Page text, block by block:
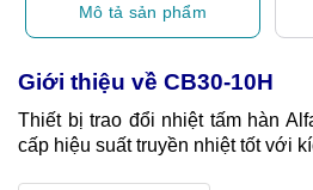
Mô tả sản phẩm
Giới thiệu về CB30-10H
Thiết bị trao đổi nhiệt tấm hàn
cấp hiệu suất truyền nhiệt tốt với